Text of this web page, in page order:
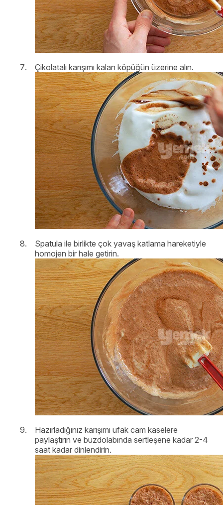
Çikolatalı karışımı kalan köpüğün üzerine alın.
Spatula ile birlikte çok yavaş katlama hareketiyle
homojen bir hale getirin.
Hazırladığınız karışımı ufak cam kaselere
paylaştırın ve buzdolabında sertleşene kadar 2-4
saat kadar dinlendirin.